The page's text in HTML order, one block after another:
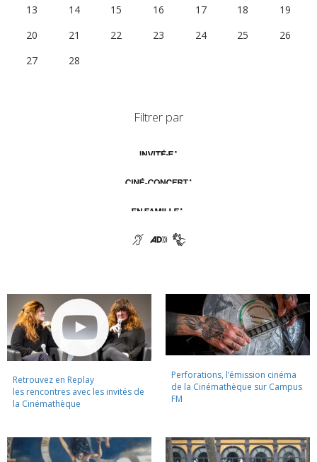
13
14 15 16 17 18
19
20
21 22 23 24 25
26
27
28
Filtrer par
Retrouvez en Replay
les rencontres avec les invités de
la Cinémathèque
Perforations, l’émission cinéma
de la Cinémathèque sur Campus
FM